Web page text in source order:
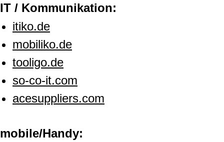
IT / Kommunikation:
itiko.de
mobiliko.de
tooligo.de
so-co-it.com
acesuppliers.com
mobile/Handy: